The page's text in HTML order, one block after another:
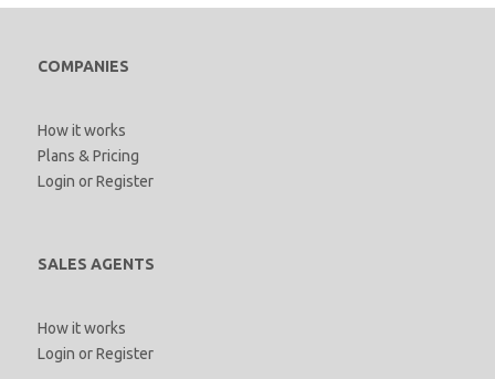
COMPANIES
How it works
Plans & Pricing
Login orRegister
SALES AGENTS
How it works
Login orRegister